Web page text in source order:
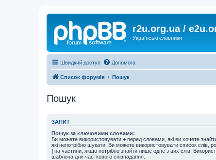
r2u.org.ua /
Українські словники
Швидкий доступ Допомога
Список форумів Пошук
Пошук
ЗАПИТ
Пошук за ключовими словами:
Ви можете використовувати + перед словами, які ви хочете
які непотрібно шукати. Ви можете використовувати список слів,
| на частини, якщо потрібно знайти лише одне з цих слів.
шаблона для часткового співпадання.